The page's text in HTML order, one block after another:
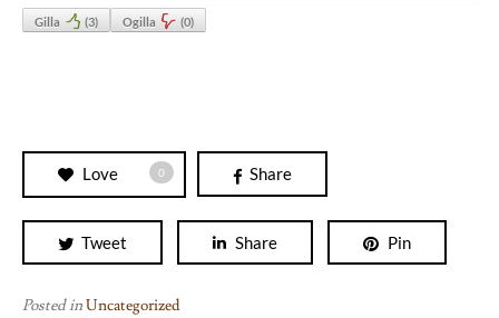
Gilla (3) Ogilla (0)
Love 0 Share
Tweet Share Pin
Posted inUncategorized